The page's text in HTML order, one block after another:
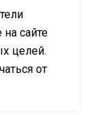
сайте
целей.
от